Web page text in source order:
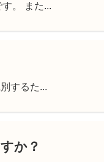
。 また...
するた...
か？